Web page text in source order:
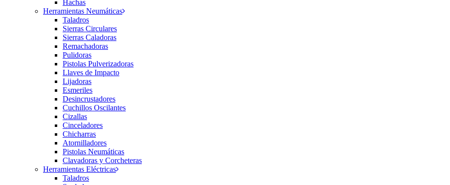
Hachas
Herramientas Neumáticas
Taladros
Sierras Circulares
Sierras Caladoras
Remachadoras
Pulidoras
Pistolas Pulverizadoras
Llaves de Impacto
Lijadoras
Esmeriles
Desincrustadores
Cuchillos Oscilantes
Cizallas
Cinceladores
Chicharras
Atornilladores
Pistolas Neumáticas
Clavadoras y Corcheteras
Herramientas Eléctricas
Taladros